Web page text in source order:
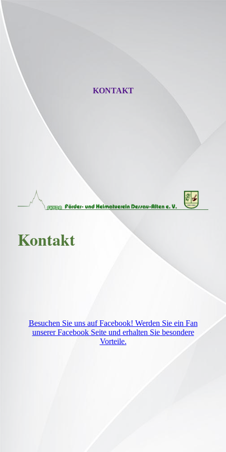
KONTAKT
Kontakt
Besuchen Sie uns auf Facebook! Werden Sie ein Fan
unserer Facebook Seite und erhalten Sie besondere
Vorteile.